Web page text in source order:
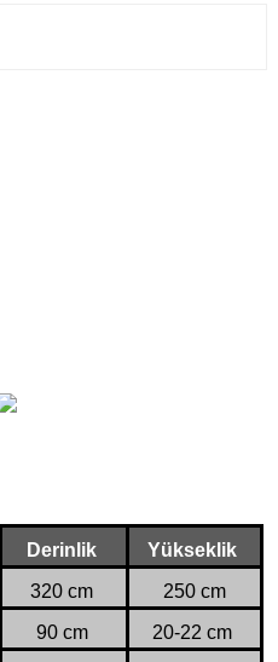
Derinlik
Yükseklik
320 cm
250 cm
90 cm
20-22 cm